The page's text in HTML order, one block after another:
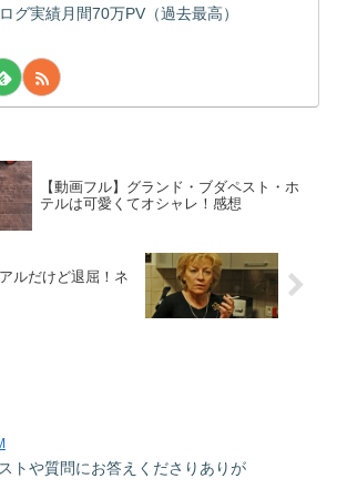
グ実績月間70万PV（過去最高）
【動画フル】グランド・ブダペスト・ホ
テルは可愛くてオシャレ！感想
ルだけど退屈！ネ
トや質問にお答えくださりありが